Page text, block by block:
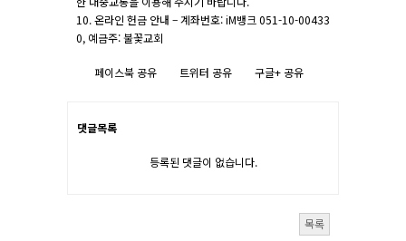
10. 온라인 헌금 안내 – 계좌번호: iM뱅크 051-10-00433
0, 예금주: 불꽃교회
페이스북 공유 트위터 공유 구글+ 공유
댓글목록
등록된 댓글이 없습니다.
목록